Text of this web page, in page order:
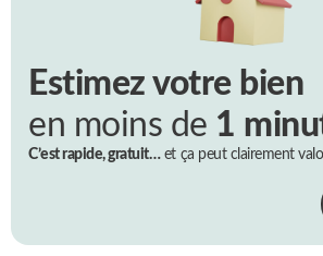
Estimez votre bien
en moins de 1
C’est rapide, gratuit…et ça peut clairement